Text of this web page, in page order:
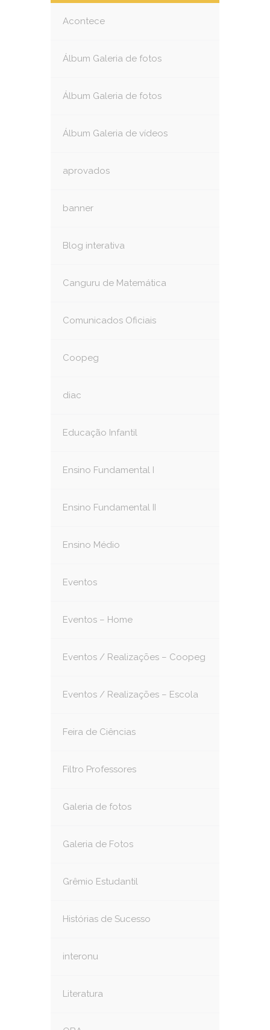
Acontece
Álbum Galeria de fotos
Álbum Galeria de fotos
Álbum Galeria de vídeos
aprovados
banner
Blog interativa
Canguru de Matemática
Comunicados Oficiais
Coopeg
diac
Educação Infantil
Ensino Fundamental I
Ensino Fundamental II
Ensino Médio
Eventos
Eventos – Home
Eventos / Realizações – Coopeg
Eventos / Realizações – Escola
Feira de Ciências
Filtro Professores
Galeria de fotos
Galeria de Fotos
Grêmio Estudantil
Histórias de Sucesso
interonu
Literatura